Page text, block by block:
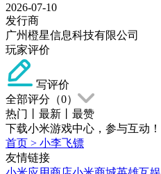
2026-07-10
发行商
广州橙星信息科技有限公司
玩家评价
写评价
全部评分（0）
热门
最新
最赞
下载小米游戏中心，参与互动！
首页 > 小李飞镖
友情链接